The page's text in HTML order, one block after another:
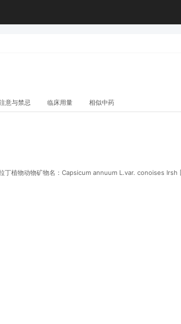
意与禁忌 临床用量 相似中药
丁植物动物矿物名：Capsicum annuum L.var. conoises